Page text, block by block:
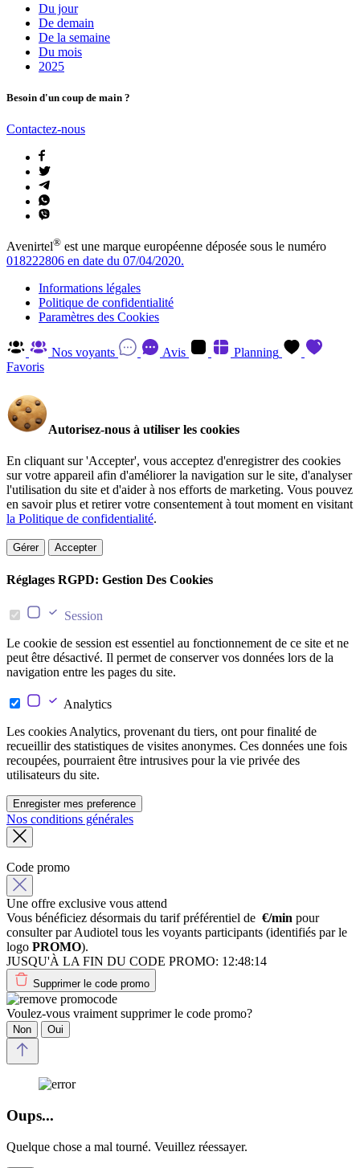
Du jour
De demain
De la semaine
Du mois
2025
Besoin d'un coup de main ?
Contactez-nous
Avenirtel® est une marque européenne déposée sous le numéro
018222806 en date du 07/04/2020.
Informations légales
Politique de confidentialité
Paramètres des Cookies
Nos voyants Avis
Planning
Favoris
Autorisez-nous à utiliser les cookies
En cliquant sur 'Accepter', vous acceptez d'enregistrer des cookies
sur votre appareil afin d'améliorer la navigation sur le site, d'analyser
l'utilisation du site et d'aider à nos efforts de marketing. Vous pouvez
en savoir plus et retirer votre consentement à tout moment en visitant
la Politique de confidentialité.
Gérer Accepter
Réglages RGPD: Gestion Des Cookies
Session
Le cookie de session est essentiel au fonctionnement de ce site et ne
peut être désactivé. Il permet de conserver vos données lors de la
navigation entre les pages du site.
Analytics
Les cookies Analytics, provenant du tiers, ont pour finalité de
recueillir des statistiques de visites anonymes. Ces données une fois
recoupées, pourraient être intrusives pour la vie privée des
utilisateurs du site.
Enregister mes preference
Nos conditions générales
Code promo
Une offre exclusive vous attend
Vous bénéficiez désormais du tarif préférentiel de €/min pour
consulter par Audiotel tous les voyants participants (identifiés par le
logo PROMO).
JUSQU'À LA FIN DU CODE PROMO: 12:48:14
Supprimer le code promo
Voulez-vous vraiment supprimer le code promo?
Non Oui
Oups...
Quelque chose a mal tourné. Veuillez réessayer.